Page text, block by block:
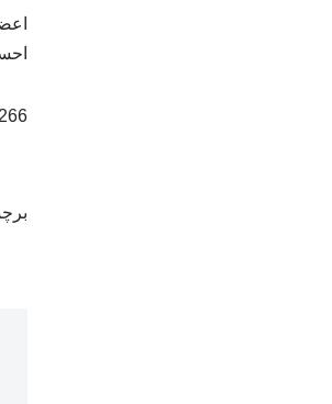
266 33